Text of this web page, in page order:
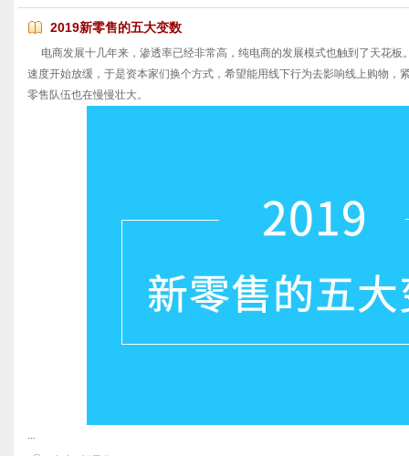
2019新零售的五大变数
电商发展十几年来，渗透率已经非常高，纯电商的发展模式也触到了天花板
速度开始放缓，于是资本家们换个方式，希望能用线下行为去影响线上购物，
零售队伍也在慢慢壮大。
...